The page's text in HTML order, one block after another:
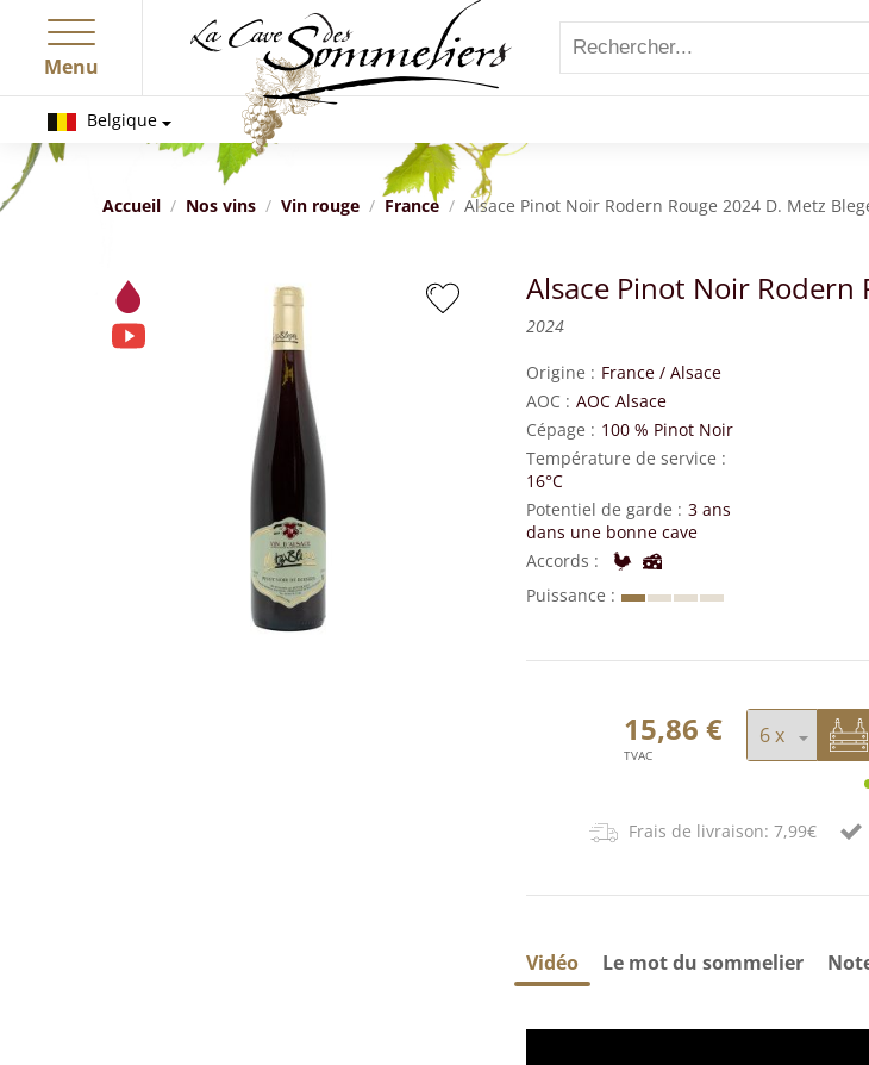
Menu
Belgique
Accueil Nos vins Vin rouge France Alsace Pinot Noir Rodern Rouge 2024 D. Metz
Alsace Pinot Noir Rodern
2024
Origine France / Alsace
AOC
AOC Alsace
Cépage
100 % Pinot Noir
Température de service
16°C
Potentiel de garde
3 ans
dans une bonne cave
Accords
Puissance
15,86 €
TVAC
Frais de livraison: 7,99€
Vidéo Le mot du sommelier